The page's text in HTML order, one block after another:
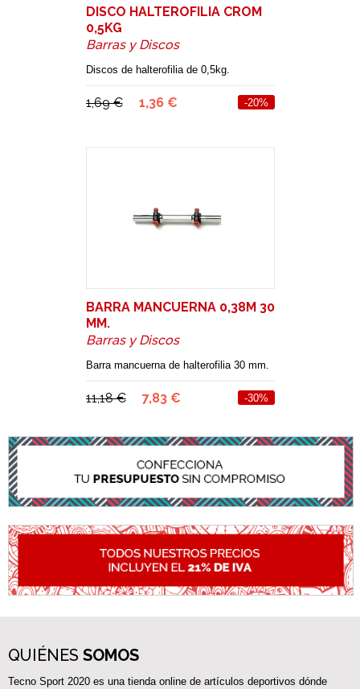
DISCO HALTEROFILIA CROM
0,5KG
Barras y Discos
Discos de halterofilia de 0,5kg.
1,69 € 1,36 € -20%
BARRA MANCUERNA 0,38M 30
MM.
Barras y Discos
Barra mancuerna de halterofilia 30 mm.
11,18 € 7,83 € -30%
QUIÉNES SOMOS
Tecno Sport 2020 es una tienda online de artículos deportivos dónde